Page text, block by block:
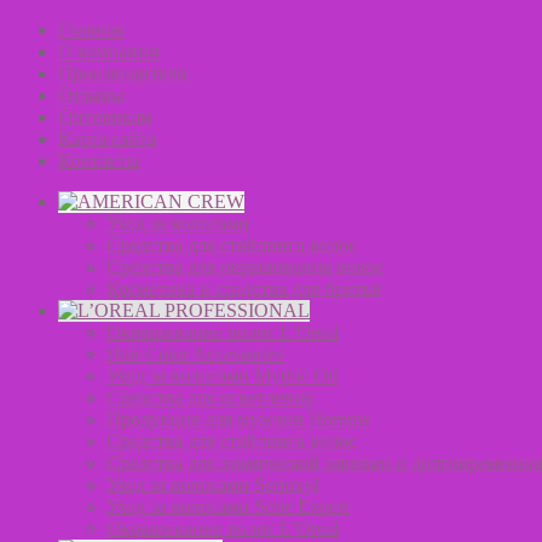
Главная
О компании
Производители
Отзывы
Оптовикам
Карта сайта
Контакты
Уход за волосами
Средства для стайлинга волос
Средства для окрашивания волос
Косметика и средства для бритья
Окрашивание волос L’Oreal
Hair Color Accessories
Уход за волосами Mythic Oil
Средства для осветления
Продукция для мужчин Homme
Средства для стайлинга волос
Средства для химической завивки и
Уход за волосами Serioxyl
Уход за волосами Serie Expert
Окрашивание волос L’Oreal